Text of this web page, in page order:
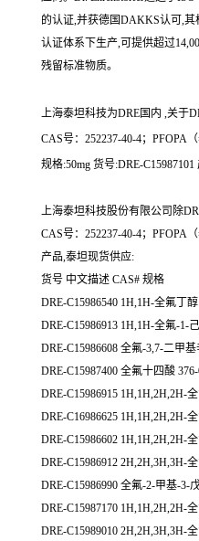
的认证,并获德国DAKKS认可,其
认证体系下生产,可提供超过
残留标准物质。
上海泰坦科技为DRE国内 ,关于
CAS号：252237-40-4；PFOPA
规格:50mg 货号:DRE-
上海泰坦科技股份有限公司除
CAS号：252237-40-4；PFOPA
产品,泰坦现货供应:
货号 中文描述 CAS# 规格
DRE-C15986540 1H,1H-全氟丁
DRE-C15986913 1H,1H-全氟-1-
DRE-C15986608 全氟-3,7-二甲
DRE-C15987400 全氟十四酸
DRE-C15986915 1H,1H,2H,2H-
DRE-C16986625 1H,1H,2H,2H-
DRE-C15986602 1H,1H,2H,2H-
DRE-C15986912 2H,2H,3H,3H-
DRE-C15986990 全氟-2-甲基-3-
DRE-C15987170 1H,1H,2H,2H-
DRE-C15989010 2H,2H,3H,3H-